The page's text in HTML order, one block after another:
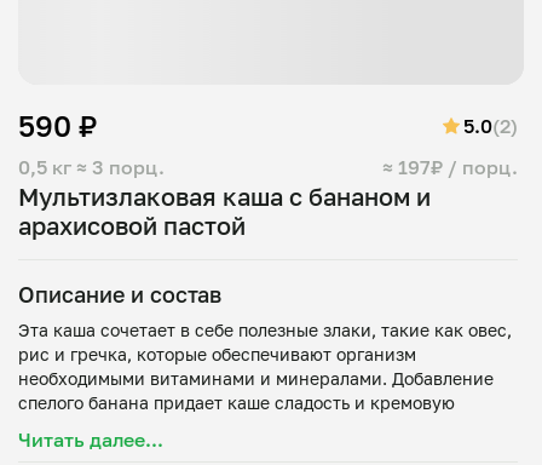
Мультизлаковая каша с бананом и
арахисовой пастой
0,5 кг ≈ 3 порц. ≈ 197₽ / порц.
590 ₽ 5.0(2)
Описание и состав
Эта каша сочетает в себе полезные злаки, такие как овес,
рис и гречка, которые обеспечивают организм
необходимыми витаминами и минералами. Добавление
спелого банана придает каше сладость и кремовую
Возможно приготовление на любом альтернативном
Читать далее...